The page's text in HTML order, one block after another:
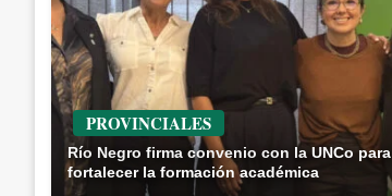
PROVINCIALES
Río Negro firma convenio con la UNCo para
fortalecer la formación académica